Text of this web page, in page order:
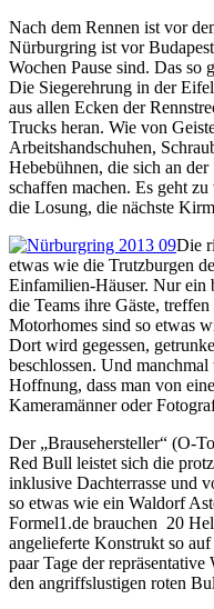
Nach dem Rennen ist vor
Nürburgring ist vor
Wochen Pause sind. Das so
Die Siegerehrung in der
aus allen Ecken der
Trucks heran. Wie von
Arbeitshandschuhen,
Hebebühnen, die sich an
schaffen machen. Es geht
die Losung, die nächste
Die
etwas wie die Trutzburgen
Einfamilien-Häuser. Nur ein
die Teams ihre Gäste,
Motorhomes sind so etwas
Dort wird gegessen,
beschlossen. Und
Hoffnung, dass man von
Kameramänner oder
Der „Brausehersteller“ (O-
Red Bull leistet sich die
inklusive Dachterrasse und
so etwas wie ein Waldorf
Formel1.de brauchen 20
angelieferte Konstrukt so
paar Tage der
den angriffslustigen roten